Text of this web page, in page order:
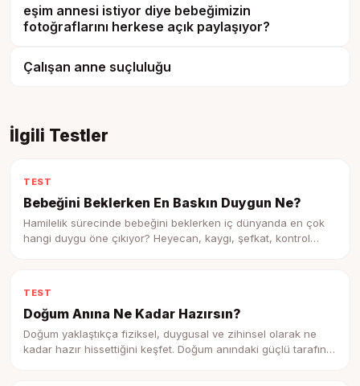
eşim annesi istiyor diye bebeğimizin
fotoğraflarını herkese açık paylaşıyor?
Çalışan anne suçluluğu
İlgili Testler
TEST
Bebeğini Beklerken En Baskın Duygun Ne?
Hamilelik sürecinde bebeğini beklerken iç dünyanda en çok
hangi duygu öne çıkıyor? Heyecan, kaygı, şefkat, kontrol
TEST
Doğum Anına Ne Kadar Hazırsın?
Doğum yaklaştıkça fiziksel, duygusal ve zihinsel olarak ne
kadar hazır hissettiğini keşfet. Doğum anındaki güçlü tarafını